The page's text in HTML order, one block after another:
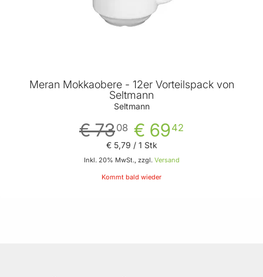
Meran Mokkaobere - 12er Vorteilspack von
Seltmann
Seltmann
€ 6942
€ 7308
Inkl. 20% MwSt., zzgl. Versand
€ 5,79 / 1 Stk
Kommt bald wieder